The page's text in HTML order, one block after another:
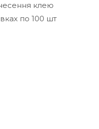
клею
по 100 шт